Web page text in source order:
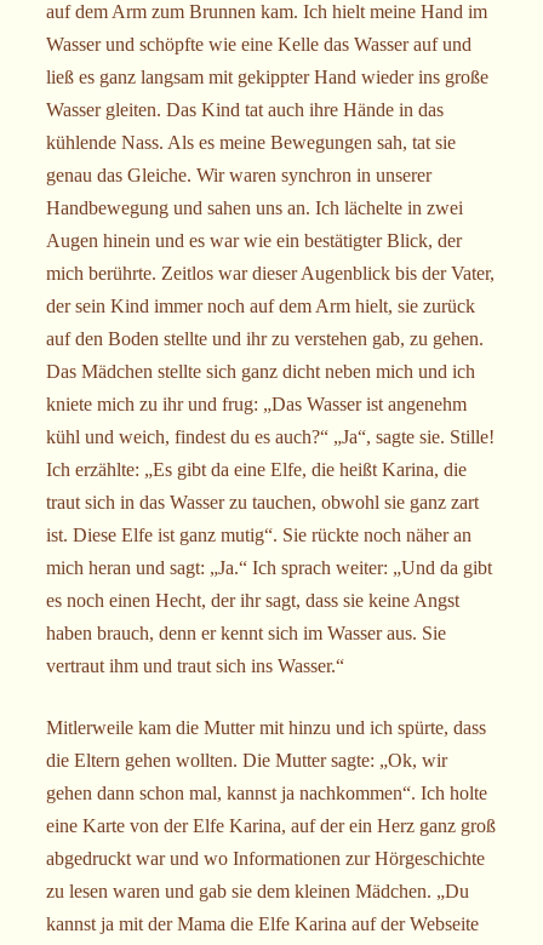
auf dem Arm zum Brunnen kam. Ich hielt meine Hand im
Wasser und schöpfte wie eine Kelle das Wasser auf und
ließ es ganz langsam mit gekippter Hand wieder ins große
Wasser gleiten. Das Kind tat auch ihre Hände in das
kühlende Nass. Als es meine Bewegungen sah, tat sie
genau das Gleiche. Wir waren synchron in unserer
Handbewegung und sahen uns an. Ich lächelte in zwei
Augen hinein und es war wie ein bestätigter Blick, der
mich berührte. Zeitlos war dieser Augenblick bis der Vater,
der sein Kind immer noch auf dem Arm hielt, sie zurück
auf den Boden stellte und ihr zu verstehen gab, zu gehen.
Das Mädchen stellte sich ganz dicht neben mich und ich
kniete mich zu ihr und frug: „Das Wasser ist angenehm
kühl und weich, findest du es auch?“ „Ja“, sagte sie. Stille!
Ich erzählte: „Es gibt da eine Elfe, die heißt Karina, die
traut sich in das Wasser zu tauchen, obwohl sie ganz zart
ist. Diese Elfe ist ganz mutig“. Sie rückte noch näher an
mich heran und sagt: „Ja.“ Ich sprach weiter: „Und da gibt
es noch einen Hecht, der ihr sagt, dass sie keine Angst
haben brauch, denn er kennt sich im Wasser aus. Sie
vertraut ihm und traut sich ins Wasser.“
Mitlerweile kam die Mutter mit hinzu und ich spürte, dass
die Eltern gehen wollten. Die Mutter sagte: „Ok, wir
gehen dann schon mal, kannst ja nachkommen“. Ich holte
eine Karte von der Elfe Karina, auf der ein Herz ganz groß
abgedruckt war und wo Informationen zur Hörgeschichte
zu lesen waren und gab sie dem kleinen Mädchen. „Du
kannst ja mit der Mama die Elfe Karina auf der Webseite